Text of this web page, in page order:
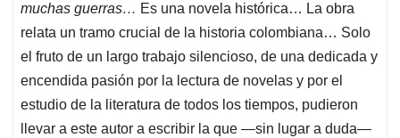
muchas guerras… Es una novela histórica… La obra
relata un tramo crucial de la historia colombiana… Solo
el fruto de un largo trabajo silencioso, de una dedicada y
encendida pasión por la lectura de novelas y por el
estudio de la literatura de todos los tiempos, pudieron
llevar a este autor a escribir la que —sin lugar a duda—